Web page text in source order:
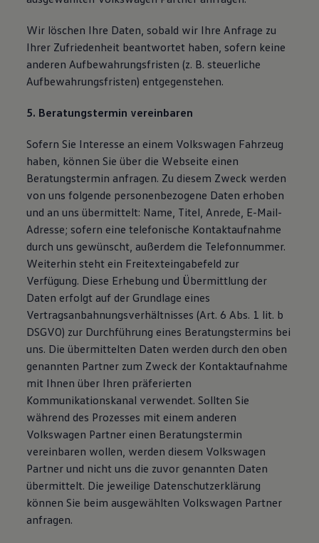
Wir löschen Ihre Daten, sobald wir Ihre Anfrage zu
Ihrer Zufriedenheit beantwortet haben, sofern keine
anderen Aufbewahrungsfristen (z. B. steuerliche
Aufbewahrungsfristen) entgegenstehen.
5. Beratungstermin vereinbaren
Sofern Sie Interesse an einem Volkswagen Fahrzeug
haben, können Sie über die Webseite einen
Beratungstermin anfragen. Zu diesem Zweck werden
von uns folgende personenbezogene Daten erhoben
und an uns übermittelt: Name, Titel, Anrede, E-Mail-
Adresse; sofern eine telefonische Kontaktaufnahme
durch uns gewünscht, außerdem die Telefonnummer.
Weiterhin steht ein Freitexteingabefeld zur
Verfügung. Diese Erhebung und Übermittlung der
Daten erfolgt auf der Grundlage eines
Vertragsanbahnungsverhältnisses (Art. 6 Abs. 1 lit. b
DSGVO) zur Durchführung eines Beratungstermins bei
uns. Die übermittelten Daten werden durch den oben
genannten Partner zum Zweck der Kontaktaufnahme
mit Ihnen über Ihren präferierten
Kommunikationskanal verwendet. Sollten Sie
während des Prozesses mit einem anderen
Volkswagen Partner einen Beratungstermin
vereinbaren wollen, werden diesem Volkswagen
Partner und nicht uns die zuvor genannten Daten
übermittelt. Die jeweilige Datenschutzerklärung
können Sie beim ausgewählten Volkswagen Partner
anfragen.